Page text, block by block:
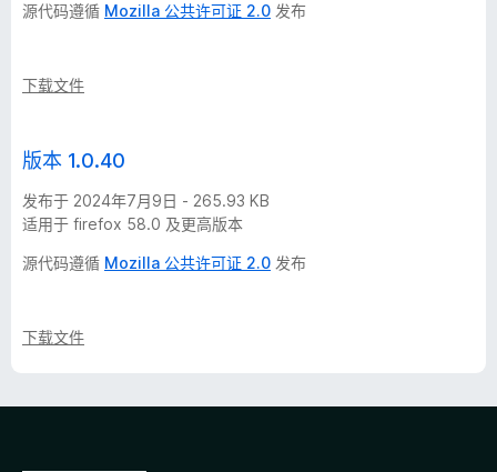
源代码遵循 Mozilla 公共许可证 2.0 发布
下载文件
版本 1.0.40
发布于 2024年7月9日 - 265.93 KB
适用于 firefox 58.0 及更高版本
源代码遵循 Mozilla 公共许可证 2.0 发布
下载文件